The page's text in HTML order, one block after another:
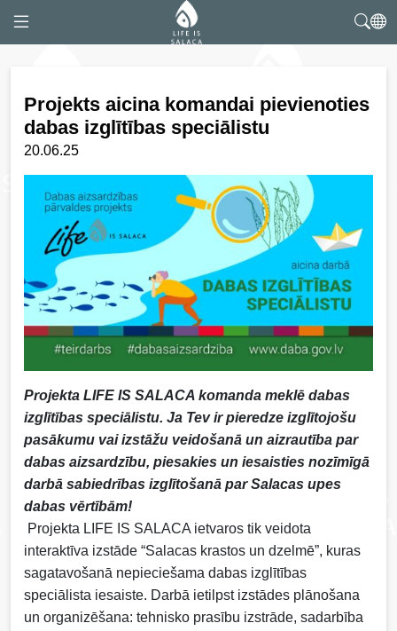
Projekts aicina komandai pievienoties
dabas izglītības speciālistu
20.06.25
Projekta LIFE IS SALACA komanda meklē dabas
izglītības speciālistu. Ja Tev ir pieredze izglītojošu
pasākumu vai izstāžu veidošanā un aizrautība par
dabas aizsardzību, piesakies un iesaisties nozīmīgā
darbā sabiedrības izglītošanā par Salacas upes
dabas vērtībām!
Projekta LIFE IS SALACA ietvaros tik veidota
interaktīva izstāde “Salacas krastos un dzelmē”, kuras
sagatavošanā nepieciešama dabas izglītības
speciālista iesaiste. Darbā ietilpst izstādes plānošana
un organizēšana: tehnisko prasību izstrāde, sadarbība